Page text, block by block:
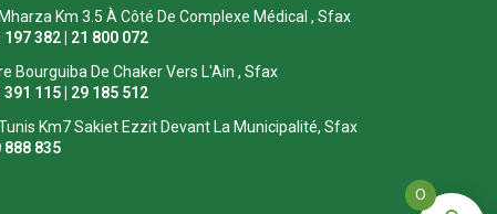
Km 3.5 À Côté De Complexe Médical , Sfax
197 382 | 21 800 072
Bourguiba De Chaker Vers L'Ain , Sfax
391 115 | 29 185 512
Km7 Sakiet Ezzit Devant La Municipalité, Sfax
888 835
0